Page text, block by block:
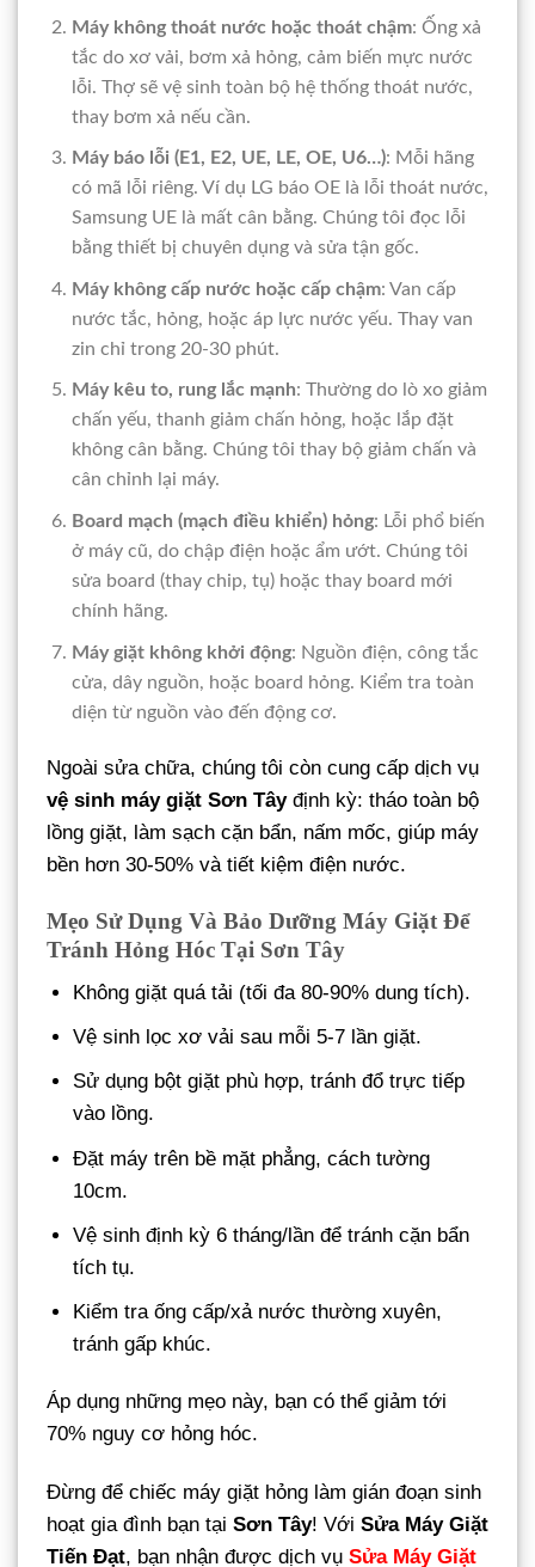
Máy không thoát nước hoặc thoát chậm: Ống xả
tắc do xơ vải, bơm xả hỏng, cảm biến mực nước
lỗi. Thợ sẽ vệ sinh toàn bộ hệ thống thoát nước,
thay bơm xả nếu cần.
Máy báo lỗi (E1, E2, UE, LE, OE, U6…): Mỗi hãng
có mã lỗi riêng. Ví dụ LG báo OE là lỗi thoát nước,
Samsung UE là mất cân bằng. Chúng tôi đọc lỗi
bằng thiết bị chuyên dụng và sửa tận gốc.
Máy không cấp nước hoặc cấp chậm: Van cấp
nước tắc, hỏng, hoặc áp lực nước yếu. Thay van
zin chỉ trong 20-30 phút.
Máy kêu to, rung lắc mạnh: Thường do lò xo giảm
chấn yếu, thanh giảm chấn hỏng, hoặc lắp đặt
không cân bằng. Chúng tôi thay bộ giảm chấn và
cân chỉnh lại máy.
Board mạch (mạch điều khiển) hỏng: Lỗi phổ biến
ở máy cũ, do chập điện hoặc ẩm ướt. Chúng tôi
sửa board (thay chip, tụ) hoặc thay board mới
chính hãng.
Máy giặt không khởi động: Nguồn điện, công tắc
cửa, dây nguồn, hoặc board hỏng. Kiểm tra toàn
diện từ nguồn vào đến động cơ.
Ngoài sửa chữa, chúng tôi còn cung cấp dịch vụ
vệ sinh máy giặt Sơn Tâyđịnh kỳ: tháo toàn bộ
lồng giặt, làm sạch cặn bẩn, nấm mốc, giúp máy
bền hơn 30-50% và tiết kiệm điện nước.
Mẹo Sử Dụng Và Bảo Dưỡng Máy Giặt Để
Tránh Hỏng Hóc Tại Sơn Tây
Không giặt quá tải (tối đa 80-90% dung tích).
Vệ sinh lọc xơ vải sau mỗi 5-7 lần giặt.
Sử dụng bột giặt phù hợp, tránh đổ trực tiếp
vào lồng.
Đặt máy trên bề mặt phẳng, cách tường
10cm.
Vệ sinh định kỳ 6 tháng/lần để tránh cặn bẩn
tích tụ.
Kiểm tra ống cấp/xả nước thường xuyên,
tránh gấp khúc.
Áp dụng những mẹo này, bạn có thể giảm tới
70% nguy cơ hỏng hóc.
Đừng để chiếc máy giặt hỏng làm gián đoạn sinh
hoạt gia đình bạn tại Sơn Tây! Với Sửa Máy Giặt
Tiến Đạt, bạn nhận được dịch vụ Sửa Máy Giặt